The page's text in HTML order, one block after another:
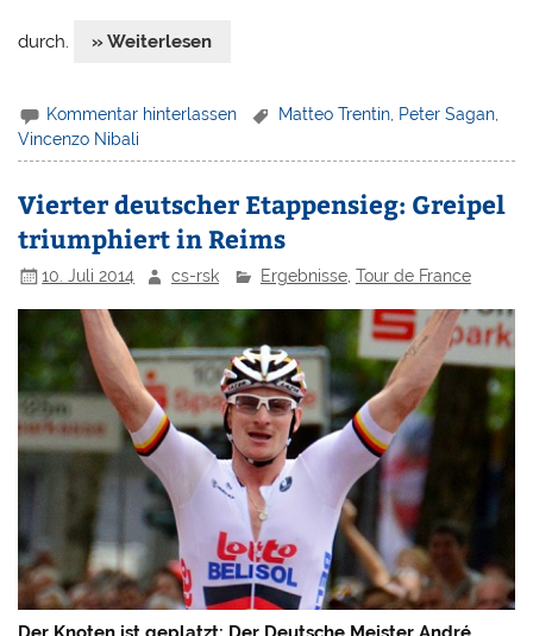
durch. » Weiterlesen
Kommentar hinterlassen Matteo Trentin Peter Sagan
Vincenzo Nibali
Vierter deutscher Etappensieg: Greipel
triumphiert in Reims
10. Juli 2014 cs-rsk Ergebnisse, Tour de France